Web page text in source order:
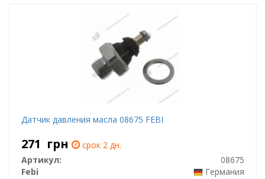
Датчик давления масла 08675 FEBI
271 грн
срок 2 дн.
Артикул:
08675
Febi
Германия